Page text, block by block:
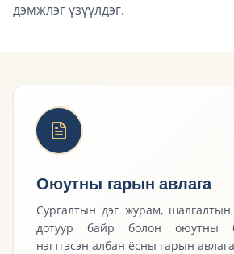
дэмжлэг үзүүлдэг.
Оюутны гарын авлага
Сургалтын дэг журам, шалгалтын
дотуур байр болон оюутны
нэгтгэсэн албан ёсны гарын